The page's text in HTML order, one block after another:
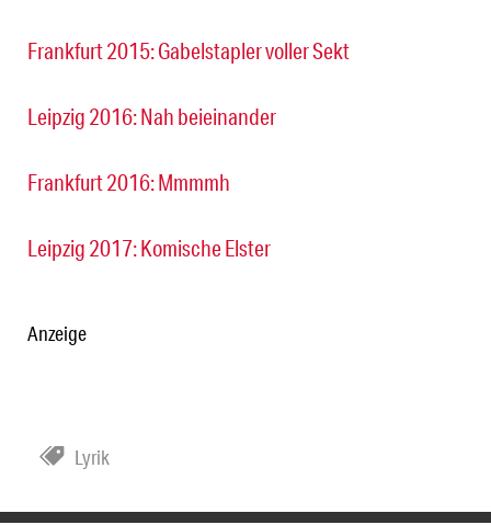
Frankfurt 2015: Gabelstapler voller Sekt
Leipzig 2016: Nah beieinander
Frankfurt 2016: Mmmmh
Leipzig 2017: Komische Elster
Anzeige
Lyrik